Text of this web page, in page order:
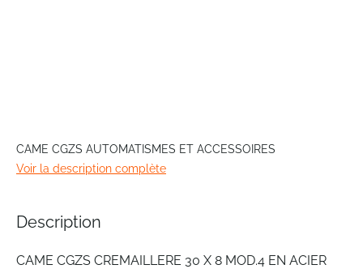
to
the
beginning
images
CAME CGZS AUTOMATISMES ET ACCESSOIRES
Voir la description complète
Description
CAME CGZS CREMAILLERE 30 X 8 MOD.4 EN ACIER